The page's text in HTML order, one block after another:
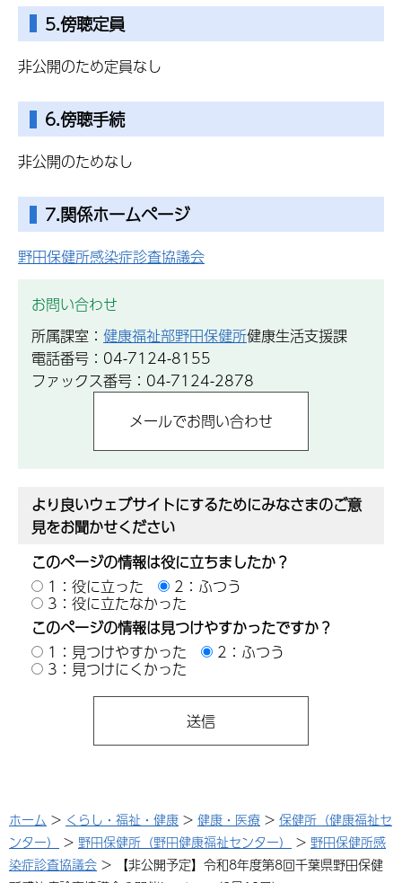
5.傍聴定員
非公開のため定員なし
6.傍聴手続
非公開のためなし
7.関係ホームページ
野田保健所感染症診査協議会
お問い合わせ
所属課室： 健康福祉部野田保健所健康生活支援課
電話番号：04-7124-8155
ファックス番号：04-7124-2878
より良いウェブサイトにするためにみなさまのご意
見をお聞かせください
このページの情報は役に立ちましたか？
1：役に立った
2：ふつう
3：役に立たなかった
このページの情報は見つけやすかったですか？
1：見つけやすかった
2：ふつう
3：見つけにくかった
ホーム > くらし・福祉・健康 > 健康・医療 > 保健所（健康福祉セ
ンター）
> 野田保健所（野田健康福祉センター） > 野田保健所感
染症診査協議会 > 【非公開予定】令和8年度第8回千葉県野田保健